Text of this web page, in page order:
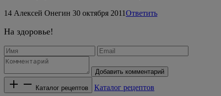
14 Алексей Онегин 30 октября 2011Ответить
На здоровье!
Добавить комментарий
Каталог рецептов Каталог рецептов